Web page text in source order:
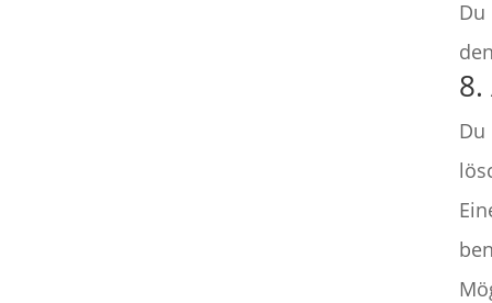
Du
Du